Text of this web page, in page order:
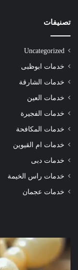
تصنيفات
Uncategorized
خدمات ابوظبى
خدمات الشارقة
خدمات العين
خدمات الفجيرة
خدمات المكافحة
خدمات ام القيوين
خدمات دبى
خدمات راس الخيمة
خدمات عجمان
شركة
مكافحة
الرمة